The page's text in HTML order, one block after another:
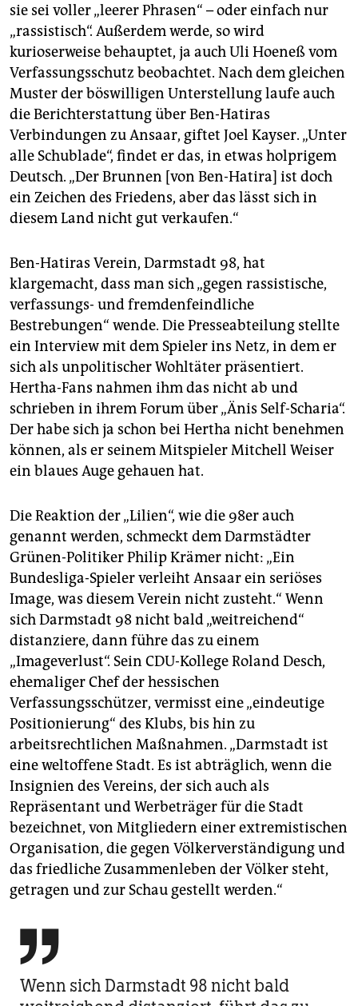
sie sei voller „leerer Phrasen“ – oder einfach nur
„rassistisch“. Außerdem werde, so wird
kurioserweise behauptet, ja auch Uli Hoeneß vom
Verfassungsschutz beobachtet. Nach dem gleichen
Muster der böswilligen Unterstellung laufe auch
die Berichterstattung über Ben-Hatiras
Verbindungen zu Ansaar, giftet Joel Kayser. „Unter
alle Schublade“, findet er das, in etwas holprigem
Deutsch. „Der Brunnen [von Ben-Hatira] ist doch
ein Zeichen des Friedens, aber das lässt sich in
diesem Land nicht gut verkaufen.“
Ben-Hatiras Verein, Darmstadt 98, hat
klargemacht, dass man sich „gegen rassistische,
verfassungs- und fremdenfeindliche
Bestrebungen“ wende. Die Presseabteilung stellte
ein Interview mit dem Spieler ins Netz, in dem er
sich als unpolitischer Wohltäter präsentiert.
Hertha-Fans nahmen ihm das nicht ab und
schrieben in ihrem Forum über „Änis Self-Scharia“.
Der habe sich ja schon bei Hertha nicht benehmen
können, als er seinem Mitspieler Mitchell Weiser
ein blaues Auge gehauen hat.
Die Reaktion der „Lilien“, wie die 98er auch
genannt werden, schmeckt dem Darmstädter
Grünen-Politiker Philip Krämer nicht: „Ein
Bundesliga-Spieler verleiht Ansaar ein seriöses
Image, was diesem Verein nicht zusteht.“ Wenn
sich Darmstadt 98 nicht bald „weitreichend“
distanziere, dann führe das zu einem
„Imageverlust“. Sein CDU-Kollege Roland Desch,
ehemaliger Chef der hessischen
Verfassungsschützer, vermisst eine „eindeutige
Positionierung“ des Klubs, bis hin zu
arbeitsrechtlichen Maßnahmen. „Darmstadt ist
eine weltoffene Stadt. Es ist abträglich, wenn die
Insignien des Vereins, der sich auch als
Repräsentant und Werbeträger für die Stadt
bezeichnet, von Mitgliedern einer ex­tremistischen
Organisation, die gegen Völkerverständigung und
das friedliche Zusammenleben der Völker steht,
getragen und zur Schau gestellt werden.“

Wenn sich Darmstadt 98 nicht bald